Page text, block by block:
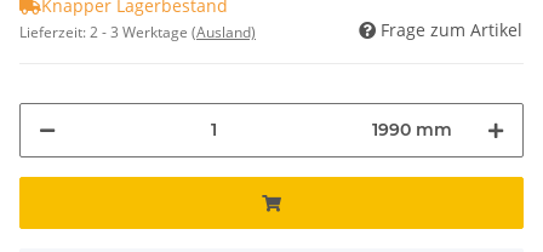
Knapper Lagerbestand
Lieferzeit:2 - 3 Werktage (Ausland) Frage zum Artikel
1990 mm